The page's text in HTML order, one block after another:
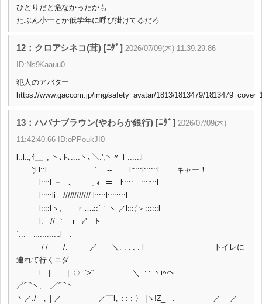
ひとりだと危なかったかも
たぶん小一とか低学年に呼び掛けてるだろ
12：クロアシネコ(茸) [ﾆﾀﾞ] 2026/07/09(木) 11:39:29.86
ID:Ns9Kaauu0
犯人のアバター
https://www.gaccom.jp/img/safety_avatar/1813/1813479/
13：ハバナブラウン(やわらか銀行) [ﾆﾀﾞ] 2026/07/09(木)
11:42:40.66 ID:oPPoukJI0
l::l::;ｲ＿_, ヽ､ﾄ､::::ヽ､＼:',ヽ〃ｌ::::::l
';l l::l ｀ ‐- l:::::l::::::l キャー！
l::::l ＝= ､ ,.ｨ=＝ l:::::ｌ:::::::l
l:::::li //////////// l:::::l::::::::l
l::::lヽ、 ｒ….::´｀ヽ ／l:::;'＞::::::l
l: // ｀ r–‐ｧ' ト
´::: ::::::::::::l .
/ / /._ ／ ＼: . . : : l トイレに
連れて行くニダ
l | |〈〉`>'´ ＼. : : 丶iﾍへ.
／⌒ヽ, ,／⌒丶
丶／./─ ､ | ／ ／￣l､ : : : 〉 |ヽ!Z_ . ／ ／